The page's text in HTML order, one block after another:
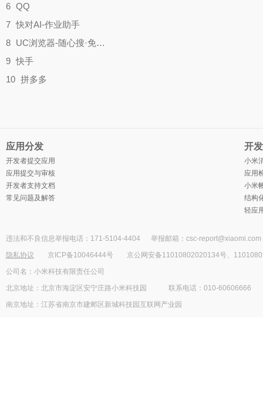
6 QQ
聊天社交
7 快对AI-作业助手
实用工具
8 UC浏览器-随心搜·免费看
9 快手
10 拼多多
应用分发
开发者提交应用
应用提交与审核
开发者支持文档
常见问题及解答
开
小米
应用
小米
结构
轻应
违法和不良信息举报电话：171-5104-4404 举报邮箱：csc-report@xiaomi.com
隐私协议 京ICP备10046444号
京公网安备11010802020134号、
公司名：小米科技有限责任公司
北京地址：北京市海淀区安宁庄路小米科技园
联系电话：010-60606666
南京地址：江苏省南京市建邺区新城科技园互联网产业园